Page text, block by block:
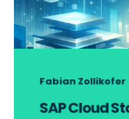
Fabian Zollikofer
SAP Cloud